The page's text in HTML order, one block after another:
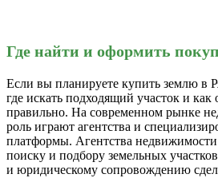
Где найти и оформить
Если вы планируете купить землю в
где искать подходящий участок и как
правильно. На современном рынке
роль играют агентства и
платформы. Агентства
поиску и подбору земельных
и юридическому сопровождению